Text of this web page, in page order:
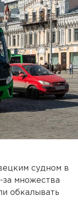
судном в
за множества
обкалывать